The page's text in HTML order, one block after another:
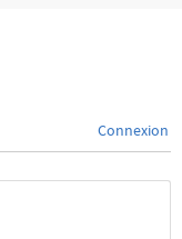
Connexion